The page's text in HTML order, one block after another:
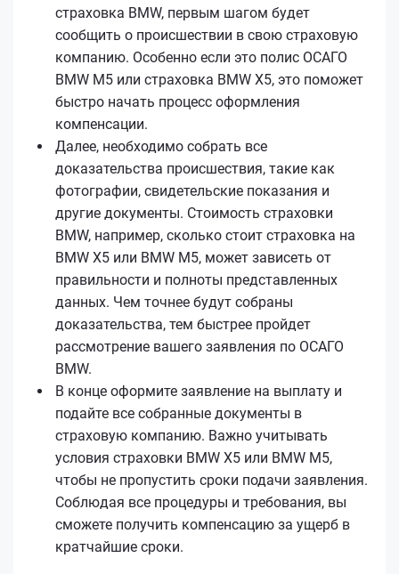
страховка BMW, первым шагом будет
сообщить о происшествии в свою страховую
компанию. Особенно если это полис ОСАГО
BMW M5 или страховка BMW X5, это поможет
быстро начать процесс оформления
компенсации.
Далее, необходимо собрать все
доказательства происшествия, такие как
фотографии, свидетельские показания и
другие документы. Стоимость страховки
BMW, например, сколько стоит страховка на
BMW X5 или BMW M5, может зависеть от
правильности и полноты представленных
данных. Чем точнее будут собраны
доказательства, тем быстрее пройдет
рассмотрение вашего заявления по ОСАГО
BMW.
В конце оформите заявление на выплату и
подайте все собранные документы в
страховую компанию. Важно учитывать
условия страховки BMW X5 или BMW M5,
чтобы не пропустить сроки подачи заявления.
Соблюдая все процедуры и требования, вы
сможете получить компенсацию за ущерб в
кратчайшие сроки.